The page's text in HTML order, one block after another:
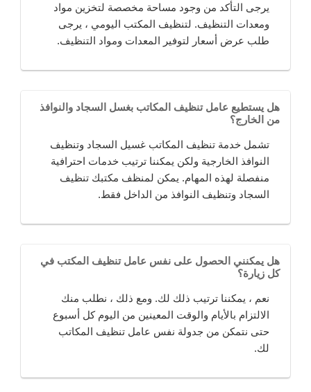
يرجى التأكد من وجود مساحة مخصصة لتخزين مواد
ومعدات التنظيف. لتنظيف المكتب اليومي ، يرجى
طلب عرض أسعار لتوفير المعدات ومواد التنظيف.
هل يستطيع عامل تنظيف المكاتب بغسل السجاد والنوافذ
من الخارج؟
تشمل خدمة تنظيف المكاتب غسيل السجاد وتنظيف
النوافذ الخارجية ولكن يمكننا ترتيب خدمات احترافية
منفصلة لهذه المهام. يمكن لمنظف مكتبك تنظيف
السجاد وتنظيف النوافذ من الداخل فقط.
هل يمكنني الحصول على نفس عامل تنظيف المكتب في
كل زيارة؟
نعم ، يمكننا ترتيب ذلك لك. ومع ذلك ، نطلب منك
الالتزام بالأيام والوقت المعينين من اليوم كل أسبوع
حتى نتمكن من جدولة نفس عامل تنظيف المكاتب
لك.